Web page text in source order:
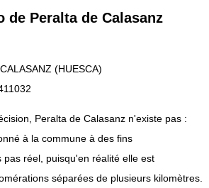
de Peralta de Calasanz
(HUESCA)
Peralta de Calasanz n'existe pas :
à la commune à des fins
pas réel, puisqu'en réalité elle est
séparées de plusieurs kilomètres.